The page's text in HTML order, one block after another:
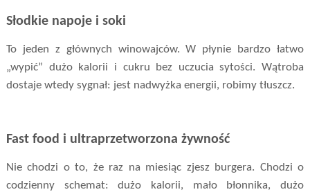
Słodkie napoje i soki
To jeden z głównych winowajców. W płynie bardzo łatwo
„wypić” dużo kalorii i cukru bez uczucia sytości. Wątroba
dostaje wtedy sygnał: jest nadwyżka energii, robimy tłuszcz.
Fast food i ultraprzetworzona żywność
Nie chodzi o to, że raz na miesiąc zjesz burgera. Chodzi o
codzienny schemat: dużo kalorii, mało błonnika, dużo